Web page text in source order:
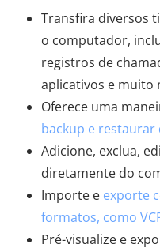
Transfira diversos
o computador,
registros de
aplicativos e muito
Oferece uma
backup e
Adicione, exclua,
diretamente do
Importe e exporte
formatos, como
Pré-visualize e